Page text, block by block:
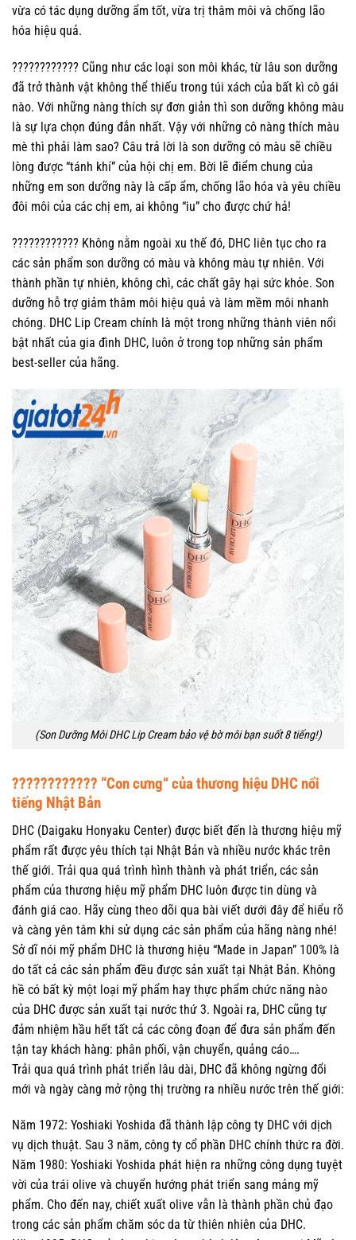
vừa có tác dụng dưỡng ẩm tốt, vừa trị thâm môi và chống lão
hóa hiệu quả.
???????????? Cũng như các loại son môi khác, từ lâu son dưỡng
đã trở thành vật không thể thiếu trong túi xách của bất kì cô gái
nào. Với những nàng thích sự đơn giản thì son dưỡng không màu
là sự lựa chọn đúng đắn nhất. Vậy với những cô nàng thích màu
mè thì phải làm sao? Câu trả lời là son dưỡng có màu sẽ chiều
lòng được “tánh khí” của hội chị em. Bời lẽ điểm chung của
những em son dưỡng này là cấp ẩm, chống lão hóa và yêu chiều
đôi môi của các chị em, ai không “iu” cho được chứ hả!
???????????? Không nằm ngoài xu thế đó, DHC liên tục cho ra
các sản phẩm son dưỡng có màu và không màu tự nhiên. Với
thành phần tự nhiên, không chì, các chất gây hại sức khỏe. Son
dưỡng hỗ trợ giảm thâm môi hiệu quả và làm mềm môi nhanh
chóng. DHC Lip Cream chính là một trong những thành viên nổi
bật nhất của gia đình DHC, luôn ở trong top những sản phẩm
best-seller của hãng.
(Son Dưỡng Môi DHC Lip Cream bảo vệ bờ môi bạn suốt 8 tiếng!)
???????????? “Con cưng” của thương hiệu DHC nổi
tiếng Nhật Bản
DHC (Daigaku Honyaku Center) được biết đến là thương hiệu mỹ
phẩm rất được yêu thích tại Nhật Bản và nhiều nước khác trên
thế giới. Trải qua quá trình hình thành và phát triển, các sản
phẩm của thương hiệu mỹ phẩm DHC luôn được tin dùng và
đánh giá cao. Hãy cùng theo dõi qua bài viết dưới đây để hiểu rõ
và càng yên tâm khi sử dụng các sản phẩm của hãng nàng nhé!
Sở dĩ nói mỹ phẩm DHC là thương hiệu “Made in Japan” 100% là
do tất cả các sản phẩm đều được sản xuất tại Nhật Bản. Không
hề có bất kỳ một loại mỹ phẩm hay thực phẩm chức năng nào
của DHC được sản xuất tại nước thứ 3. Ngoài ra, DHC cũng tự
đảm nhiệm hầu hết tất cả các công đoạn để đưa sản phẩm đến
tận tay khách hàng: phân phối, vận chuyển, quảng cáo….
Trải qua quá trình phát triển lâu dài, DHC đã không ngừng đổi
mới và ngày càng mở rộng thị trường ra nhiều nước trên thế giới:
Năm 1972: Yoshiaki Yoshida đã thành lập công ty DHC với dịch
vụ dịch thuật. Sau 3 năm, công ty cổ phần DHC chính thức ra đời.
Năm 1980: Yoshiaki Yoshida phát hiện ra những công dụng tuyệt
vời của trái olive và chuyển hướng phát triển sang mảng mỹ
phẩm. Cho đến nay, chiết xuất olive vẫn là thành phần chủ đạo
trong các sản phẩm chăm sóc da từ thiên nhiên của DHC.